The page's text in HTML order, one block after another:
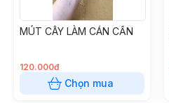
MÚT CÂY LÀM CÁN CẦN
120.000đ
Chọn mua